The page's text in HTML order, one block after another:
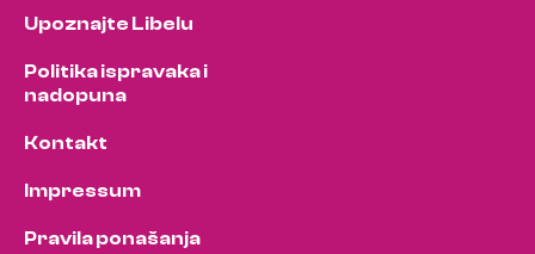
Upoznajte Libelu
Politika ispravaka i
nadopuna
Kontakt
Impressum
Pravila ponašanja